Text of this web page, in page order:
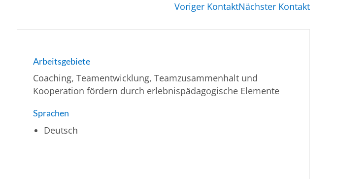
Voriger KontaktNächster Kontakt
Arbeitsgebiete
Coaching, Teamentwicklung, Teamzusammenhalt und
Kooperation fördern durch erlebnispädagogische Elemente
Sprachen
Deutsch